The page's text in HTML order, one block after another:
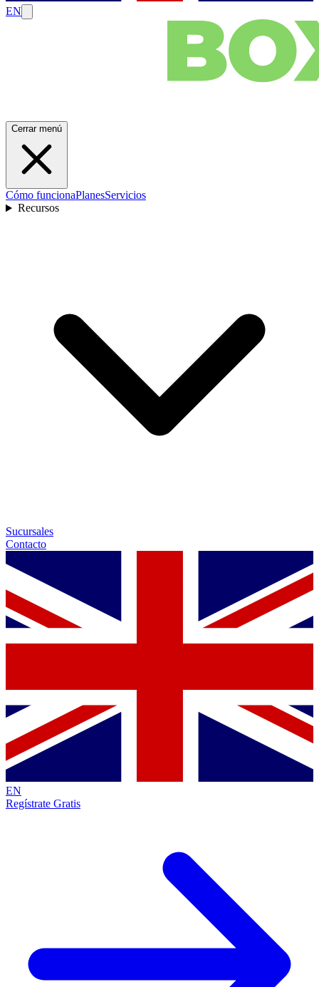
EN
Cerrar menú
Cómo funcionaPlanesServicios
Recursos
Sucursales
Contacto
EN
Regístrate Gratis